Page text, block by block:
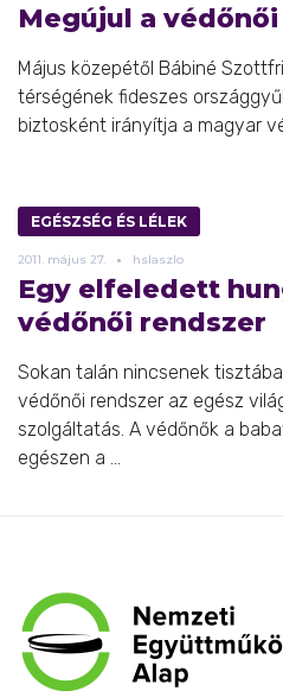
Megújul a
Május közepétől Bábiné
térségének fideszes
biztosként irányítja a magyar
EGÉSZSÉG ÉS LÉLEK
2011. május 27. hslaszlo
Egy elfeledett
védőnői rendszer
Sokan talán nincsenek
védőnői rendszer az egész
szolgáltatás. A védőnők a
egészen a ...